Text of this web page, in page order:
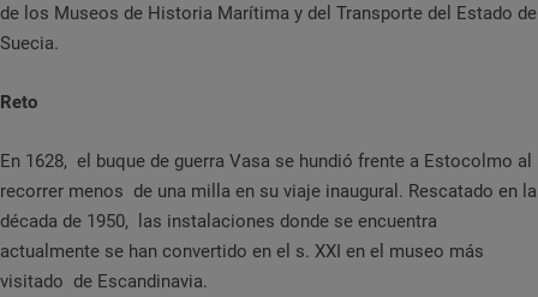
de los Museos de Historia Marítima y del Transporte del Estado de
Suecia.
Reto
En 1628, el buque de guerra Vasa se hundió frente a Estocolmo al
recorrer menos de una milla en su viaje inaugural. Rescatado en la
década de 1950, las instalaciones donde se encuentra
actualmente se han convertido en el s. XXI en el museo más
visitado de Escandinavia.